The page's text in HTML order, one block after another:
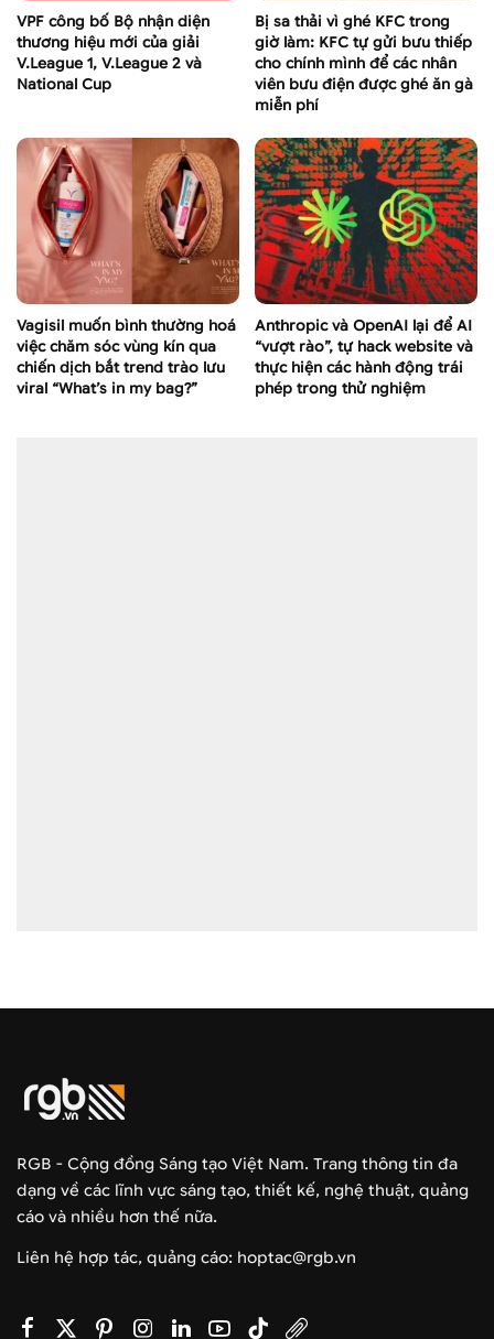
VPF công bố Bộ nhận diện
thương hiệu mới của giải
V.League 1, V.League 2 và
National Cup
Bị sa thải vì ghé KFC trong
giờ làm: KFC tự gửi bưu thiếp
cho chính mình để các nhân
viên bưu điện được ghé ăn gà
miễn phí
Vagisil muốn bình thường hoá
việc chăm sóc vùng kín qua
chiến dịch bắt trend trào lưu
viral “What’s in my bag?”
Anthropic và OpenAI lại để AI
“vượt rào”, tự hack website và
thực hiện các hành động trái
phép trong thử nghiệm
RGB - Cộng đồng Sáng tạo Việt Nam. Trang thông tin đa
dạng về các lĩnh vực sáng tạo, thiết kế, nghệ thuật, quảng
cáo và nhiều hơn thế nữa.
Liên hệ hợp tác, quảng cáo: hoptac@rgb.vn